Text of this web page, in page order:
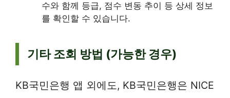
수와 함께 등급, 점수 변동 추이 등 상세 정보
를 확인할 수 있습니다.
기타 조회 방법 (가능한 경우)
KB국민은행 앱 외에도, KB국민은행은 NICE